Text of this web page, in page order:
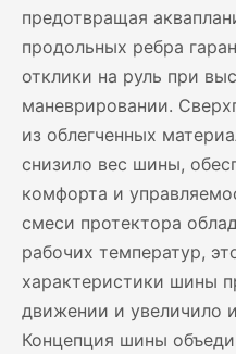
предотвращая
продольных ребра
отклики на руль при
маневрировании.
из облегченных
снизило вес шины,
комфорта и
смеси протектора
рабочих температур,
характеристики шины
движении и увеличило
Концепция шины